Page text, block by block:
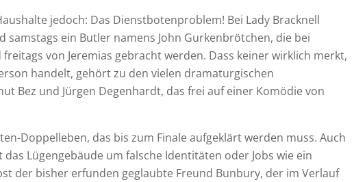
jedoch: Das Dienstbotenproblem! Bei Lady Bracknell
samstags ein Butler namens John Gurkenbrötchen, die bei
von Jeremias gebracht werden. Dass keiner wirklich merkt,
handelt, gehört zu den vielen dramaturgischen
Bez und Jürgen Degenhardt, das frei auf einer Komödie von
Doppelleben, das bis zum Finale aufgeklärt werden muss. Auch
Lügengebäude um falsche Identitäten oder Jobs wie ein
der bisher erfunden geglaubte Freund Bunbury, der im Verlauf